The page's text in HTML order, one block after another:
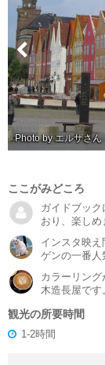
Photo by エルザ
ここがみどころ
ガイドブッ
おり、楽しめ
インスタ映
ゲンの一番人
カラーリン
木造長屋です
観光の所要時間
1-2時間